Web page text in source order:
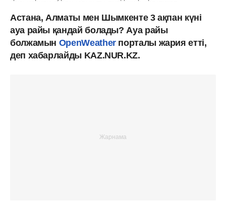
Астана, Алматы мен Шымкенте 3 ақпан күні
ауа райы қандай болады? Ауа райы
болжамын OpenWeatherпорталы жария етті,
деп хабарлайды KAZ.NUR.KZ.